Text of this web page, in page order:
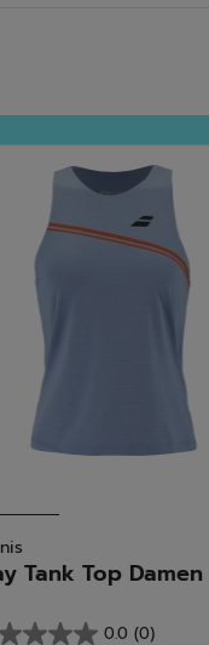
Tank Top Damen
0.0 (0)